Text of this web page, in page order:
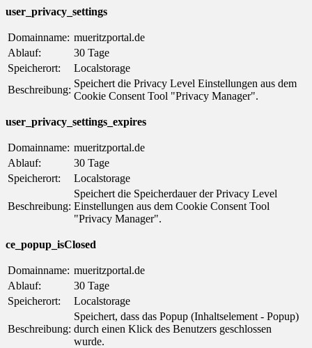
user_privacy_settings
Domainname: mueritzportal.de
Ablauf:
30 Tage
Speicherort:
Localstorage
Beschreibung:
Speichert die Privacy Level Einstellungen aus dem
Cookie Consent Tool "Privacy Manager".
user_privacy_settings_expires
Domainname: mueritzportal.de
Ablauf:
30 Tage
Speicherort:
Localstorage
Beschreibung:
Speichert die Speicherdauer der Privacy Level
Einstellungen aus dem Cookie Consent Tool
"Privacy Manager".
ce_popup_isClosed
Domainname: mueritzportal.de
Ablauf:
30 Tage
Speicherort:
Localstorage
Beschreibung:
Speichert, dass das Popup (Inhaltselement - Popup)
durch einen Klick des Benutzers geschlossen
wurde.